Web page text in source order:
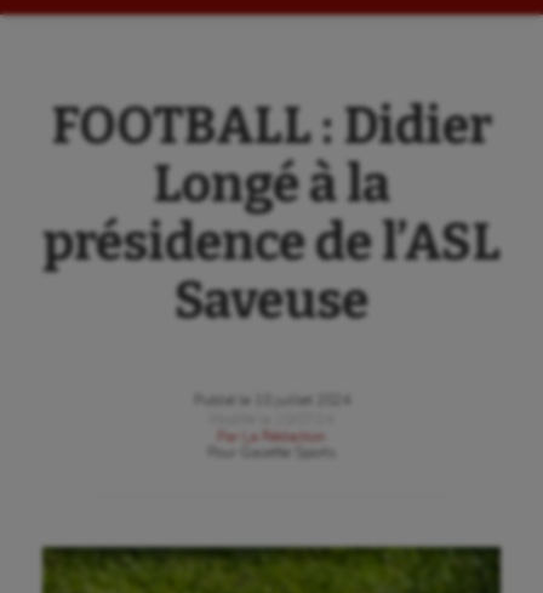
FOOTBALL : Didier
Longé à la
présidence de l’ASL
Saveuse
Publié le
10 juillet 2024
Par
La Rédaction
Gazette Sports